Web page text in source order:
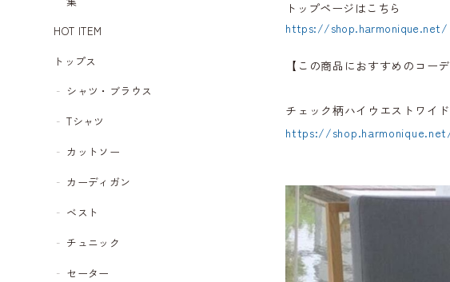
HOT ITEM
トップス
シャツ・ブラウス
Tシャツ
カットソー
カーディガン
ベスト
チュニック
セーター
トップページはこちら
https://shop.harmonique.net/
【この商品におすすめのコー
チェック柄ハイウエストワイ
https://